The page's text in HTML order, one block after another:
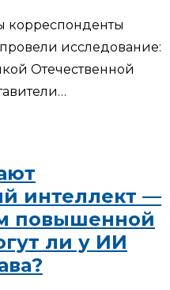
корреспонденты
исследование:
Отечественной
интеллект —
повышенной
ли у ИИ